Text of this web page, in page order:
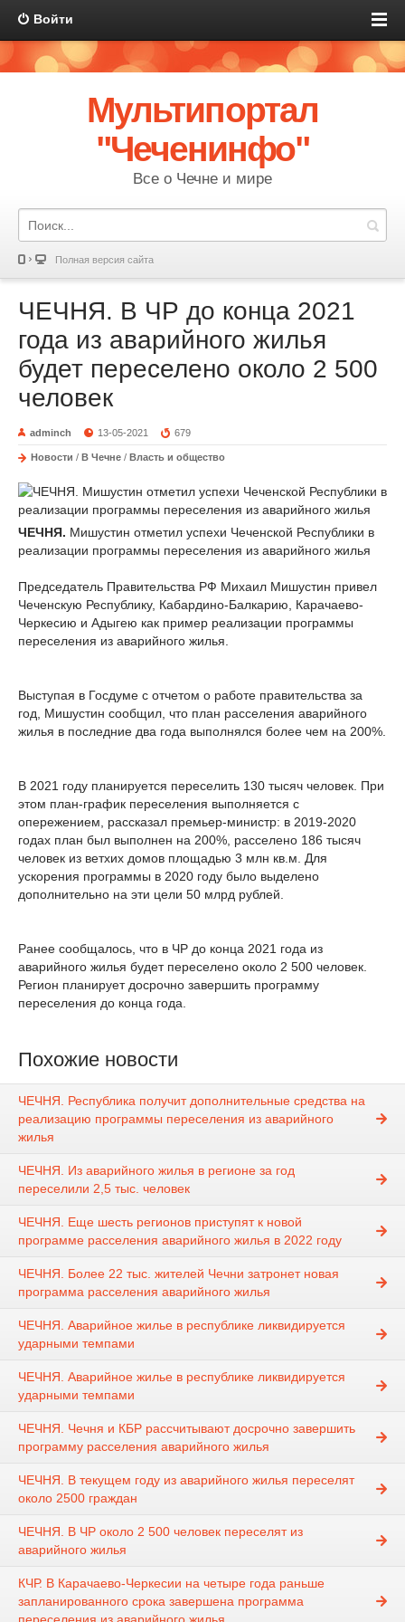
Войти
Мультипортал
"Чеченинфо"
Все о Чечне и мире
Полная версия сайта
ЧЕЧНЯ. В ЧР до конца 2021
года из аварийного жилья
будет переселено около 2 500
человек
adminch 13-05-2021 679
Новости / В Чечне / Власть и общество
ЧЕЧНЯ. Мишустин отметил успехи Чеченской Республики в
реализации программы переселения из аварийного жилья
Председатель Правительства РФ Михаил Мишустин привел
Чеченскую Республику, Кабардино-Балкарию, Карачаево-
Черкесию и Адыгею как пример реализации программы
переселения из аварийного жилья.
Выступая в Госдуме с отчетом о работе правительства за
год, Мишустин сообщил, что план расселения аварийного
жилья в последние два года выполнялся более чем на 200%.
В 2021 году планируется переселить 130 тысяч человек. При
этом план-график переселения выполняется с
опережением, рассказал премьер-министр: в 2019-2020
годах план был выполнен на 200%, расселено 186 тысяч
человек из ветхих домов площадью 3 млн кв.м. Для
ускорения программы в 2020 году было выделено
дополнительно на эти цели 50 млрд рублей.
Ранее сообщалось, что в ЧР до конца 2021 года из
аварийного жилья будет переселено около 2 500 человек.
Регион планирует досрочно завершить программу
переселения до конца года.
Похожие новости
ЧЕЧНЯ. Республика получит дополнительные средства на
реализацию программы переселения из аварийного
жилья
ЧЕЧНЯ. Из аварийного жилья в регионе за год
переселили 2,5 тыс. человек
ЧЕЧНЯ. Еще шесть регионов приступят к новой
программе расселения аварийного жилья в 2022 году
ЧЕЧНЯ. Более 22 тыс. жителей Чечни затронет новая
программа расселения аварийного жилья
ЧЕЧНЯ. Аварийное жилье в республике ликвидируется
ударными темпами
ЧЕЧНЯ. Аварийное жилье в республике ликвидируется
ударными темпами
ЧЕЧНЯ. Чечня и КБР рассчитывают досрочно завершить
программу расселения аварийного жилья
ЧЕЧНЯ. В текущем году из аварийного жилья переселят
около 2500 граждан
ЧЕЧНЯ. В ЧР около 2 500 человек переселят из
аварийного жилья
КЧР. В Карачаево-Черкесии на четыре года раньше
запланированного срока завершена программа